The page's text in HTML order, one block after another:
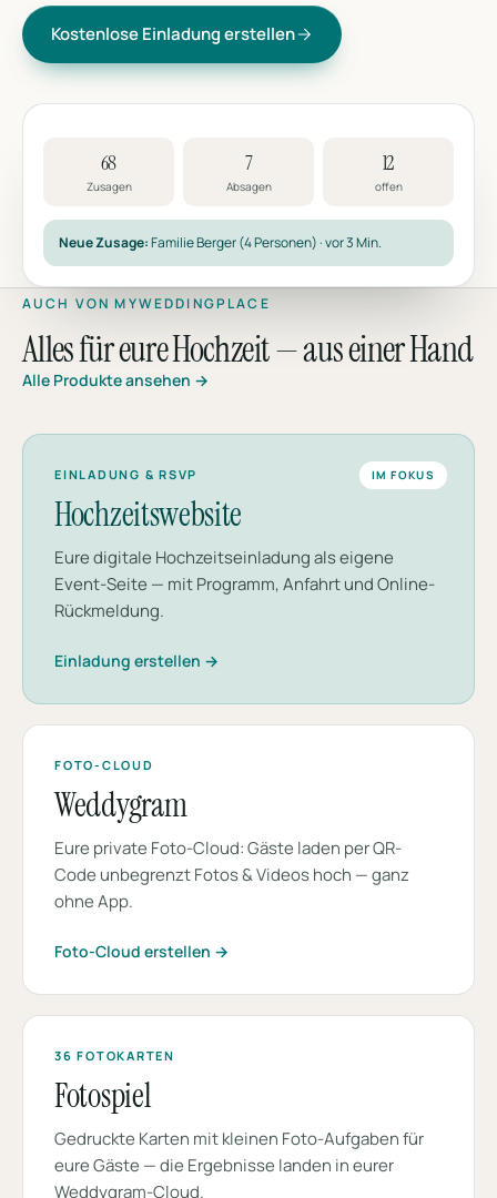
Kostenlose Einladung erstellen
68
Zusagen
7
Absagen
12
offen
Neue Zusage:Familie Berger (4 Personen) · vor 3 Min.
AUCH VON MYWEDDINGPLACE
Alles für eure Hochzeit — aus einer Hand
Alle Produkte ansehen →
IM FOKUS
EINLADUNG & RSVP
Hochzeitswebsite
Eure digitale Hochzeitseinladung als eigene
Event-Seite — mit Programm, Anfahrt und Online-
Rückmeldung.
Einladung erstellen →
FOTO-CLOUD
Weddygram
Eure private Foto-Cloud: Gäste laden per QR-
Code unbegrenzt Fotos & Videos hoch — ganz
ohne App.
Foto-Cloud erstellen →
36 FOTOKARTEN
Fotospiel
Gedruckte Karten mit kleinen Foto-Aufgaben für
eure Gäste — die Ergebnisse landen in eurer
Weddygram-Cloud.